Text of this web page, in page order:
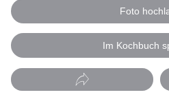
Foto
Im Kochbuch